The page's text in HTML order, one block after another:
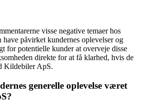
visse negative temaer hos
påvirket kundernes oplevelser og
for potentielle kunder at overveje disse
direkte for at få klarhed, hvis de
Kildebiler ApS.
generelle oplevelse været